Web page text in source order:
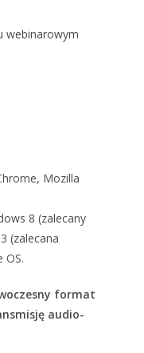
webinarowym
Mozilla
8 (zalecany
(zalecana
OS.
format
audio-